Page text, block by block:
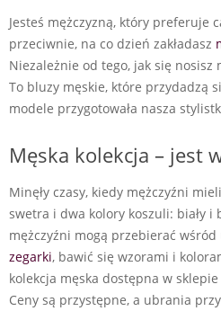
Jesteś mężczyzną, który preferuje
przeciwnie, na co dzień zakładasz
Niezależnie od tego, jak się nosisz
To bluzy męskie, które przydadzą
modele przygotowała nasza
Męska kolekcja – jest
Minęły czasy, kiedy mężczyźni
swetra i dwa kolory koszuli: biały i
mężczyźni mogą przebierać
zegarki, bawić się wzorami i
kolekcja męska dostępna w
Ceny są przystępne, a ubrania